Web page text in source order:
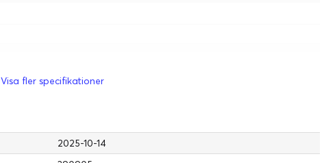
Visa fler specifikationer
2025-10-14